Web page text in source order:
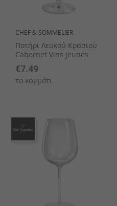
CHEF & SOMMELIER
Ποτήρι Λευκού Κρασιού
Cabernet Vins Jeunes
€7.49
το κομμάτι